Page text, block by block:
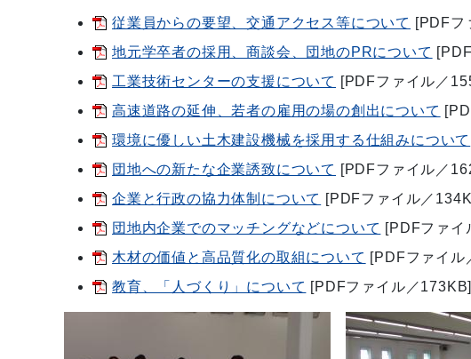
従業員からの要望、交通アクセス等について [PDFフ
地元学卒者の採用、商談会、団地のPRについて
工業技術センターの支援について [PDFファイル／
高速道路の延伸、若者の雇用の場の創出について
環境に優しい土木建設機械を採用する仕組みについて
団地への新たな企業誘致について [PDFファイル／
企業と行政の協力体制について [PDFファイル／
団地内企業でのマッチングなどについて [PDFファイ
木材の価値と高品質化の取組について [PDFファイル
教育、「人づくり」について [PDFファイル／173KB]